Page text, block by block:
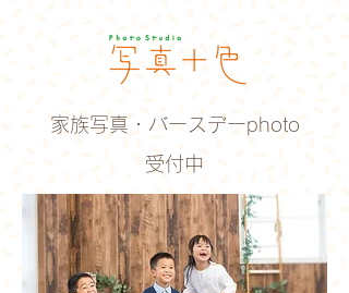
家族写真・バースデーphoto
​受付中